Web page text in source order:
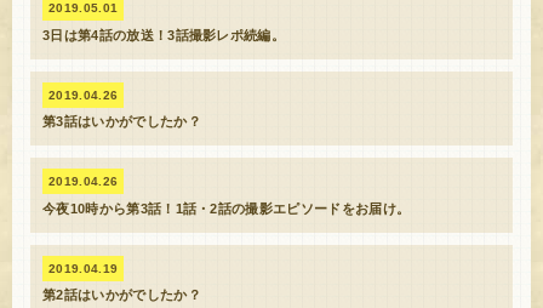
2019.05.01
3日は第4話の放送！3話撮影レポ続編。
2019.04.26
第3話はいかがでしたか？
2019.04.26
今夜10時から第3話！1話・2話の撮影エピソードをお届け。
2019.04.19
第2話はいかがでしたか？